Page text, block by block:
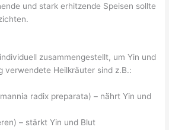
und stark erhitzende Speisen sollte
zusammengestellt, um Yin und
verwendete Heilkräuter sind z.B.:
radix preparata) – nährt Yin und
– stärkt Yin und Blut